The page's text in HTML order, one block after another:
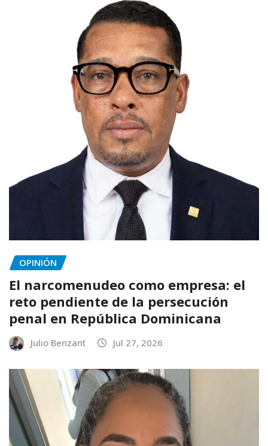
OPINIÓN
El narcomenudeo como empresa: el
reto pendiente de la persecución
penal en República Dominicana
Julio Benzant Jul 27, 2026